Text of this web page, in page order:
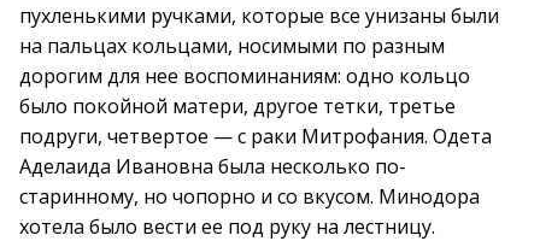
пухленькими ручками, которые все унизаны были
на пальцах кольцами, носимыми по разным
дорогим для нее воспоминаниям: одно кольцо
было покойной матери, другое тетки, третье
подруги, четвертое — с раки Митрофания. Одета
Аделаида Ивановна была несколько по-
старинному, но чопорно и со вкусом. Минодора
хотела было вести ее под руку на лестницу.